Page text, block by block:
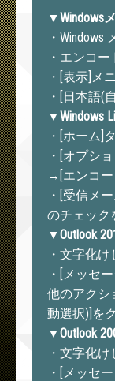
▼Windows
・Windows
・エンコ
・[表示]メ
・[日本語(
▼Windows
・[ホーム]
・[オプシ
→[エンコー
・[受信メ
のチェック
▼Outlook
・文字化
・[メッセ
他のアク
動選択)]を
▼Outlook
・文字化
・[メッセ